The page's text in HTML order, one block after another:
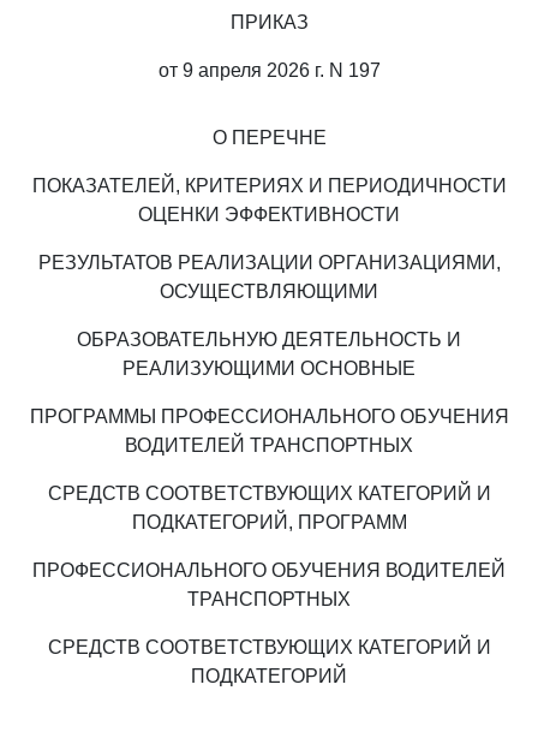
ПРИКАЗ
от 9 апреля 2026 г. N 197
О ПЕРЕЧНЕ
ПОКАЗАТЕЛЕЙ, КРИТЕРИЯХ И ПЕРИОДИЧНОСТИ
ОЦЕНКИ ЭФФЕКТИВНОСТИ
РЕЗУЛЬТАТОВ РЕАЛИЗАЦИИ ОРГАНИЗАЦИЯМИ,
ОСУЩЕСТВЛЯЮЩИМИ
ОБРАЗОВАТЕЛЬНУЮ ДЕЯТЕЛЬНОСТЬ И
РЕАЛИЗУЮЩИМИ ОСНОВНЫЕ
ПРОГРАММЫ ПРОФЕССИОНАЛЬНОГО ОБУЧЕНИЯ
ВОДИТЕЛЕЙ ТРАНСПОРТНЫХ
СРЕДСТВ СООТВЕТСТВУЮЩИХ КАТЕГОРИЙ И
ПОДКАТЕГОРИЙ, ПРОГРАММ
ПРОФЕССИОНАЛЬНОГО ОБУЧЕНИЯ ВОДИТЕЛЕЙ
ТРАНСПОРТНЫХ
СРЕДСТВ СООТВЕТСТВУЮЩИХ КАТЕГОРИЙ И
ПОДКАТЕГОРИЙ